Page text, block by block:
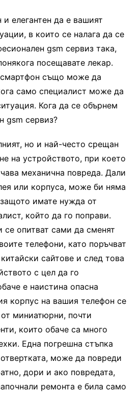
елегантен да е вашият
в които се налага да се
gsm сервиз така,
посещавате лекар.
също може да
само специалист може да
Кога да се обърнем
gsm сервиз?
но и най-често срещан
на устройството, при което
механична повреда. Дали
или корпуса, може би няма
имате нужда от
който да го поправи.
се опитват сами да сменят
телефони, като поръчват
сайтове и след това
с цел да го
е наистина опасна
корпус на вашия телефон се
миниатюрни, почти
които обаче са много
Една погрешна стъпка
може да повреди
дори и ако повредата,
ремонта е била само